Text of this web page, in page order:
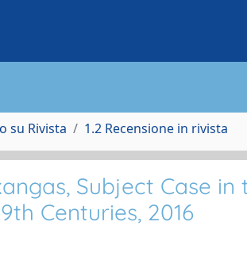
su Rivista 1.2 Recensione in rivista
Subject Case
Centuries, 2016